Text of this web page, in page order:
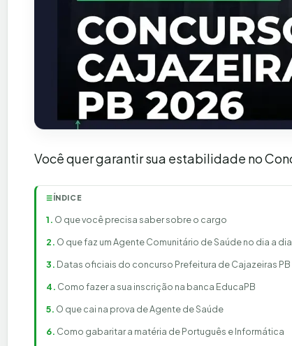
Você quer garantir sua estabilidade no
☰ÍNDICE
O que você precisa saber sobre o cargo
O que faz um Agente Comunitário de Saúde no dia a dia
Datas oficiais do concurso Prefeitura de Cajazeiras
Como fazer a sua inscrição na banca EducaPB
O que cai na prova de Agente de Saúde
Como gabaritar a matéria de Português e Informática